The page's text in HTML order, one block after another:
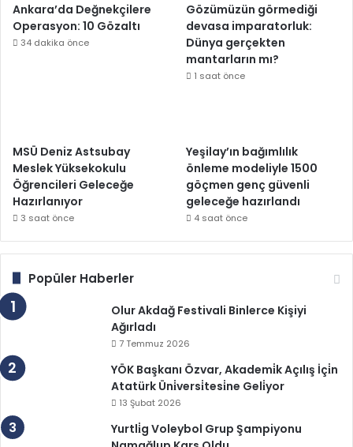
Ankara’da Değnekçilere
Operasyon: 10 Gözaltı
34 dakika önce
Gözümüzün görmediği
devasa imparatorluk:
Dünya gerçekten
mantarların mı?
1 saat önce
MSÜ Deniz Astsubay
Meslek Yüksekokulu
Öğrencileri Geleceğe
Hazırlanıyor
3 saat önce
Yeşilay’ın bağımlılık
önleme modeliyle 1500
göçmen genç güvenli
geleceğe hazırlandı
4 saat önce
Popüler Haberler
Olur Akdağ Festivali Binlerce Kişiyi
Ağırladı
7 Temmuz 2026
YÖK Başkanı Özvar, Akademi̇k Açılış İçi̇n
Atatürk Üni̇versi̇tesi̇ne Geli̇yor
13 Şubat 2026
Yurtli̇g Voleybol Grup Şampiyonu